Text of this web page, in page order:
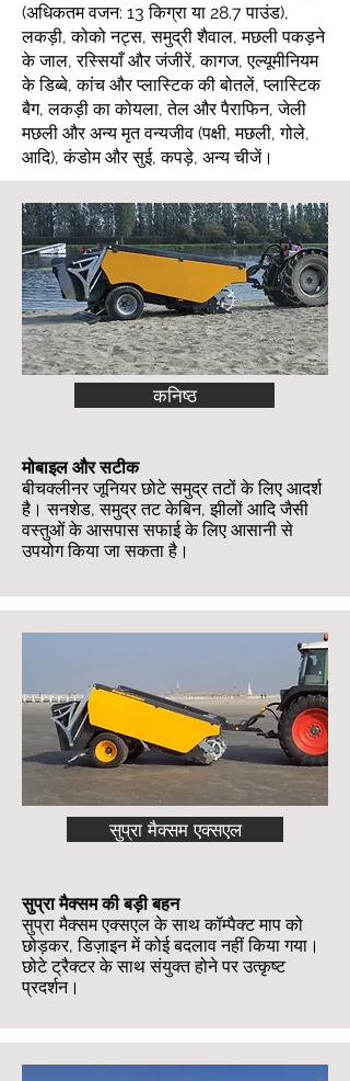
(अधिकतम वजन: 13 किग्रा या 28.7 पाउंड),
लकड़ी, कोको नट्स, समुद्री शैवाल, मछली पकड़ने
के जाल, रस्सियाँ और जंजीरें, कागज, एल्यूमीनियम
के डिब्बे, कांच और प्लास्टिक की बोतलें, प्लास्टिक
बैग, लकड़ी का कोयला, तेल और पैराफिन, जेली
मछली और अन्य मृत वन्यजीव (पक्षी, मछली, गोले,
आदि), कंडोम और सुई, कपड़े, अन्य चीजें।
कनिष्ठ
मोबाइल और सटीक
बीचक्लीनर जूनियर छोटे समुद्र तटों के लिए आदर्श
है। सनशेड, समुद्र तट केबिन, झीलों आदि जैसी
वस्तुओं के आसपास सफाई के लिए आसानी से
उपयोग किया जा सकता है।
सुप्रा मैक्सम एक्सएल
सुप्रा मैक्सम की बड़ी बहन
सुप्रा मैक्सम एक्सएल के साथ कॉम्पैक्ट माप को
छोड़कर, डिज़ाइन में कोई बदलाव नहीं किया गया।
छोटे ट्रैक्टर के साथ संयुक्त होने पर उत्कृष्ट
प्रदर्शन।